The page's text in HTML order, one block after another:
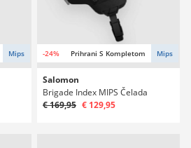
Mips -24% Prihrani S Kompletom Mips
Salomon
Brigade Index MIPS Čelada
€ 169,95 € 129,95